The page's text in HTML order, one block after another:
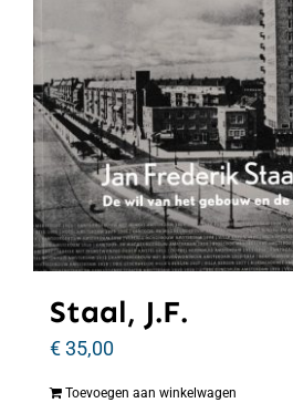
Staal, J.F.
€35,00
Toevoegen aan winkelwagen